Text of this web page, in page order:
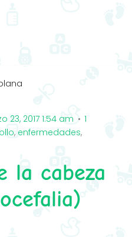
23, 2017 1:54 am
1
, enfermedades,
la cabeza